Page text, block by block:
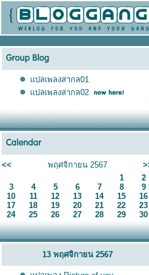
ปลเพลงสากล01
ปลเพลงสากล02
<< พฤศจิกายน 2567
1
2
3
4 5 6 7 8
9
10
11 12 13 14 15
16
17
18 19 20 21 22
23
24
25 26 27 28 29 30
13 พฤศจิกายน 2567